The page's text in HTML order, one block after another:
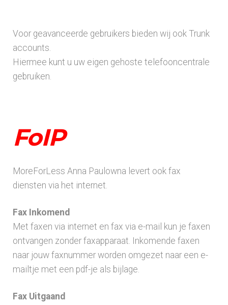
Voor geavanceerde gebruikers bieden wij ook Trunk
accounts.
Hiermee kunt u uw eigen gehoste telefooncentrale
gebruiken.
FoIP
MoreForLess Anna Paulowna levert ook fax
diensten via het internet.
Fax Inkomend
Met faxen via internet en fax via e-mail kun je faxen
ontvangen zonder faxapparaat. Inkomende faxen
naar jouw faxnummer worden omgezet naar een e-
mailtje met een pdf-je als bijlage.
Fax Uitgaand